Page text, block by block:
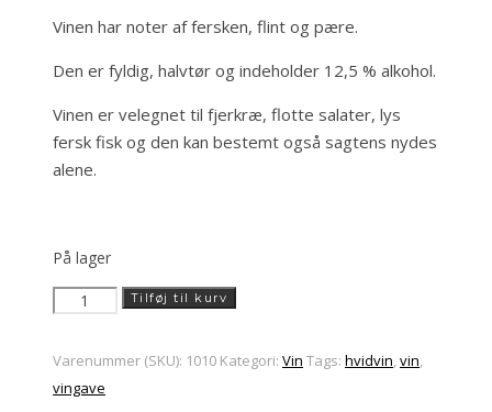
Vinen har noter af fersken, flint og pære.
Den er fyldig, halvtør og indeholder 12,5 % alkohol.
Vinen er velegnet til fjerkræ, flotte salater, lys
fersk fisk og den kan bestemt også sagtens nydes
alene.
På lager
Cantina
Monteforte
-
Tilføj til kurv
Varenummer (SKU): 1010 Kategori: Vin Tags: hvidvin,vin,
vingave